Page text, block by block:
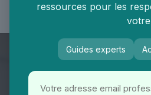
Vie Ma Vie dans la QVT
ressources pour les
Guides experts